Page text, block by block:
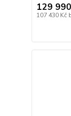
129
107 430 Kč